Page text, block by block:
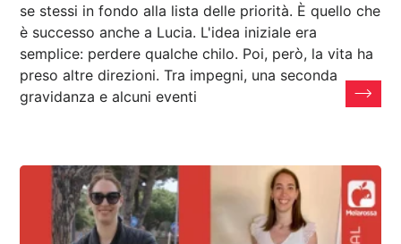
se stessi in fondo alla lista delle priorità. È quello che
è successo anche a Lucia. L'idea iniziale era
semplice: perdere qualche chilo. Poi, però, la vita ha
preso altre direzioni. Tra impegni, una seconda
gravidanza e alcuni eventi